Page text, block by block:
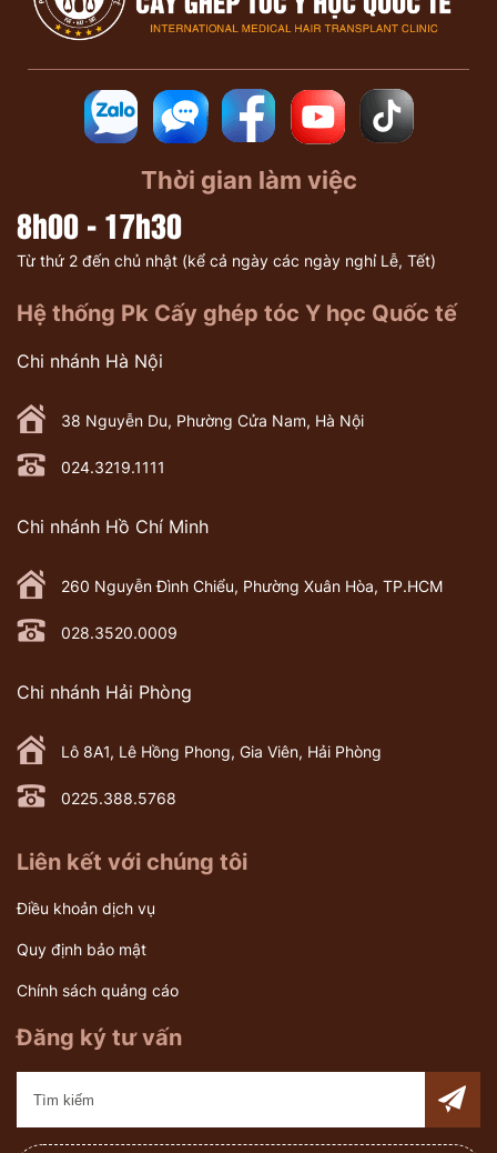
Thời gian làm việc
8h00 - 17h30
Từ thứ 2 đến chủ nhật (kể cả ngày các ngày nghỉ Lễ, Tết)
Hệ thống Pk Cấy ghép tóc Y học Quốc tế
Chi nhánh Hà Nội
38 Nguyễn Du, Phường Cửa Nam, Hà Nội
024.3219.1111
Chi nhánh Hồ Chí Minh
260 Nguyễn Đình Chiểu, Phường Xuân Hòa, TP.HCM
028.3520.0009
Chi nhánh Hải Phòng
Lô 8A1, Lê Hồng Phong, Gia Viên, Hải Phòng
0225.388.5768
Liên kết với chúng tôi
Điều khoản dịch vụ
Quy định bảo mật
Chính sách quảng cáo
Đăng ký tư vấn